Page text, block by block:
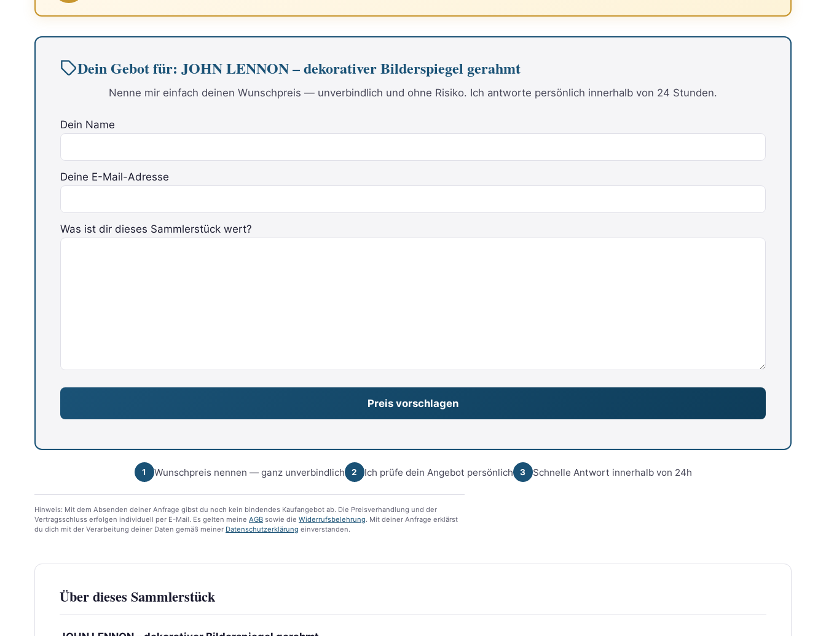
Dein Gebot für: JOHN LENNON – dekorativer Bilderspiegel gerahmt
Nenne mir einfach deinen Wunschpreis — unverbindlich und ohne Risiko. Ich antworte persönlich innerhalb von 24 Stunden.
Dein Name
Deine E-Mail-Adresse
Bitte lasse dieses Feld leer.
Was ist dir dieses Sammlerstück wert?
1 Wunschpreis nennen — ganz unverbindlich 2 Ich prüfe dein Angebot persönlich 3 Schnelle Antwort innerhalb von 24h
Hinweis: Mit dem Absenden deiner Anfrage gibst du noch kein bindendes Kaufangebot ab. Die Preisverhandlung und der
Vertragsschluss erfolgen individuell per E-Mail. Es gelten meine AGB sowie die Widerrufsbelehrung. Mit deiner Anfrage erklärst
du dich mit der Verarbeitung deiner Daten gemäß meiner Datenschutzerklärung einverstanden.
Über dieses Sammlerstück